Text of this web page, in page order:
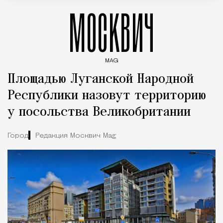
МОСКВИЧ
MAG
Площадью Луганской Народной
Республики назовут территорию
у посольства Великобритании
Город Редакция Москвич Mag